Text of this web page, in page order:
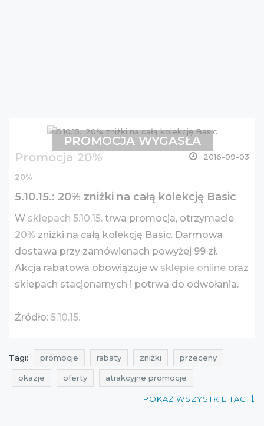
Promocja 20% 2016-09-03
20%
5.10.15.: 20% zniżki na całą kolekcję Basic
W sklepach 5.10.15. trwa promocja, otrzymacie
20% zniżki na całą kolekcję Basic. Darmowa
dostawa przy zamówienach powyżej 99 zł.
Akcja rabatowa obowiązuje w sklepie online oraz
sklepach stacjonarnych i potrwa do odwołania.
Źródło: 5.10.15.
PROMOCJA WYGASŁA
Tagi: promocje rabaty zniżki przeceny
okazje oferty atrakcyjne promocje
promocje 5.10.15. rabaty 5.10.15.
POKAŻ WSZYSTKIE TAGI